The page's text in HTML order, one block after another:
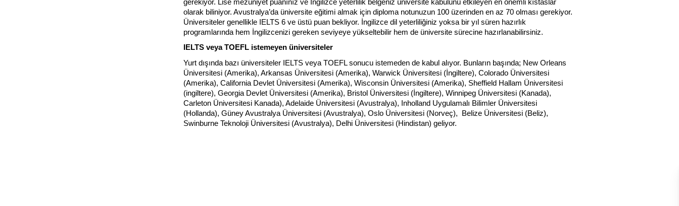
gerekiyor. Lise mezuniyet puanınız ve İngilizce yeterlilik belgeniz üniversite kabulünü etkileyen en önemli kıstaslar
olarak biliniyor. Avustralya’da üniversite eğitimi almak için diploma notunuzun 100 üzerinden en az 70 olması gerekiyor.
Üniversiteler genellikle IELTS 6 ve üstü puan bekliyor. İngilizce dil yeterliliğiniz yoksa bir yıl süren hazırlık
programlarında hem İngilizcenizi gereken seviyeye yükseltebilir hem de üniversite sürecine hazırlanabilirsiniz.
IELTS veya TOEFL istemeyen üniversiteler
Yurt dışında bazı üniversiteler IELTS veya TOEFL sonucu istemeden de kabul alıyor. Bunların başında; New Orleans
Üniversitesi (Amerika), Arkansas Üniversitesi (Amerika), Warwick Üniversitesi (İngiltere), Colorado Üniversitesi
(Amerika), California Devlet Üniversitesi (Amerika), Wisconsin Üniversitesi (Amerika), Sheffield Hallam Üniversitesi
(ingiltere), Georgia Devlet Üniversitesi (Amerika), Bristol Üniversitesi (İngiltere), Winnipeg Üniversitesi (Kanada),
Carleton Üniversitesi Kanada), Adelaide Üniversitesi (Avustralya), Inholland Uygulamalı Bilimler Üniversitesi
(Hollanda), Güney Avustralya Üniversitesi (Avustralya), Oslo Üniversitesi (Norveç),  Belize Üniversitesi (Beliz),
Swinburne Teknoloji Üniversitesi (Avustralya), Delhi Üniversitesi (Hindistan) geliyor.